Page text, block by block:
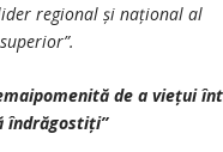
regional și național al
de a viețui
îndrăgostiți”